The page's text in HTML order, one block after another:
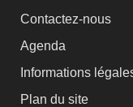
Contactez-nous
Agenda
Informations
Plan du site